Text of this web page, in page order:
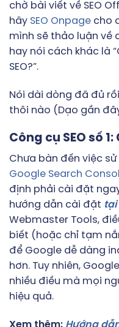
chờ bài viết về SEO
hãy SEO Onpage cho
mình sẽ thảo luận về
hay nói cách khác là
SEO?”.
Nói dài dòng đã đủ
thôi nào (Dạo gần
Công cụ SEO số
Chưa bàn đến việc
Google Search
định phải cài đặt
hướng dẫn cài đặt tại
Webmaster Tools,
biết (hoặc chỉ tạm
để Google dễ dàng
hơn. Tuy nhiên,
nhiều điều mà mọi
hiệu quả.